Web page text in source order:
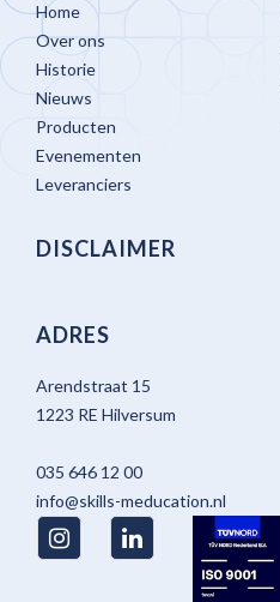
Home
Over ons
Historie
Nieuws
Producten
Evenementen
Leveranciers
DISCLAIMER
ADRES
Arendstraat 15
1223 RE Hilversum
035 646 12 00
info@skills-meducation.nl